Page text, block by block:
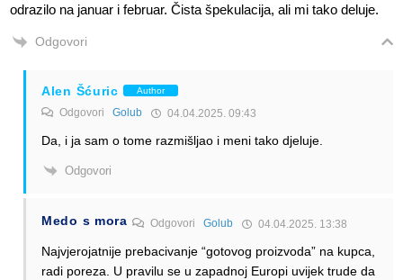
odrazilo na januar i februar. Čista špekulacija, ali mi tako deluje.
Odgovori
Alen Šćuric Author
Odgovori Golub 04.04.2025. 09:43
Da, i ja sam o tome razmišljao i meni tako djeluje.
Odgovori
Medo s mora Odgovori Golub 04.04.2025. 13:38
Najvjerojatnije prebacivanje “gotovog proizvoda” na kupca,
radi poreza. U pravilu se u zapadnoj Europi uvijek trude da